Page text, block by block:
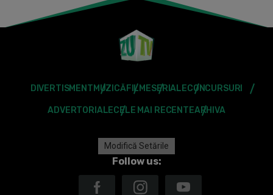
DIVERTISMENT MUZICĂFILMESERIALECONCURSURI
ADVERTORIALECELE MAI RECENTEARHIVA
Modifică Setările
Follow us: